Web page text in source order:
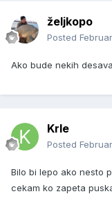
željkopo
Posted
Ako bude nekih
Krle
Posted
Bilo bi lepo ako nesto
cekam ko zapeta